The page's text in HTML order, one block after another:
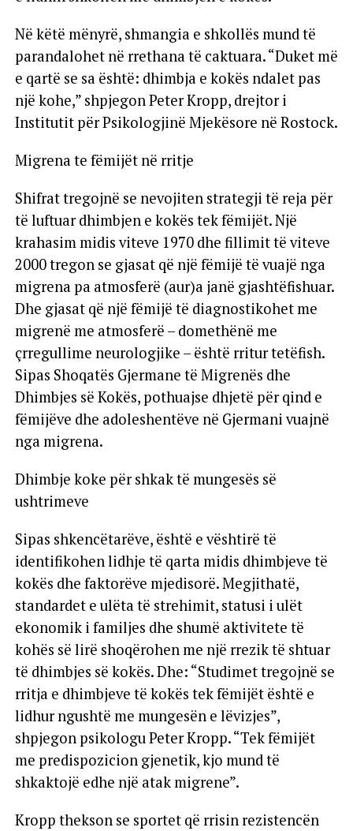
Në këtë mënyrë, shmangia e shkollës mund të
parandalohet në rrethana të caktuara. “Duket më
e qartë se sa është: dhimbja e kokës ndalet pas
një kohe,” shpjegon Peter Kropp, drejtor i
Institutit për Psikologjinë Mjekësore në Rostock.
Migrena te fëmijët në rritje
Shifrat tregojnë se nevojiten strategji të reja për
të luftuar dhimbjen e kokës tek fëmijët. Një
krahasim midis viteve 1970 dhe fillimit të viteve
2000 tregon se gjasat që një fëmijë të vuajë nga
migrena pa atmosferë (aur)a janë gjashtëfishuar.
Dhe gjasat që një fëmijë të diagnostikohet me
migrenë me atmosferë – domethënë me
çrregullime neurologjike – është rritur tetëfish.
Sipas Shoqatës Gjermane të Migrenës dhe
Dhimbjes së Kokës, pothuajse dhjetë për qind e
fëmijëve dhe adoleshentëve në Gjermani vuajnë
nga migrena.
Dhimbje koke për shkak të mungesës së
ushtrimeve
Sipas shkencëtarëve, është e vështirë të
identifikohen lidhje të qarta midis dhimbjeve të
kokës dhe faktorëve mjedisorë. Megjithatë,
standardet e ulëta të strehimit, statusi i ulët
ekonomik i familjes dhe shumë aktivitete të
kohës së lirë shoqërohen me një rrezik të shtuar
të dhimbjes së kokës. Dhe: “Studimet tregojnë se
rritja e dhimbjeve të kokës tek fëmijët është e
lidhur ngushtë me mungesën e lëvizjes”,
shpjegon psikologu Peter Kropp. “Tek fëmijët
me predispozicion gjenetik, kjo mund të
shkaktojë edhe një atak migrene”.
Kropp thekson se sportet që rrisin rezistencën